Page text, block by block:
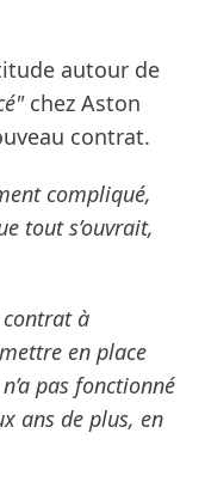
autour de
chez Aston
contrat.
compliqué,
tout s’ouvrait,
contrat à
en place
pas fonctionné
ans de plus, en